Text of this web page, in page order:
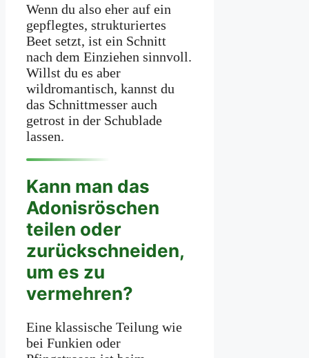
Wenn du also eher auf ein
gepflegtes, strukturiertes
Beet setzt, ist ein Schnitt
nach dem Einziehen sinnvoll.
Willst du es aber
wildromantisch, kannst du
das Schnittmesser auch
getrost in der Schublade
lassen.
Kann man das
Adonisröschen
teilen oder
zurückschneiden,
um es zu
vermehren?
Eine klassische Teilung wie
bei Funkien oder